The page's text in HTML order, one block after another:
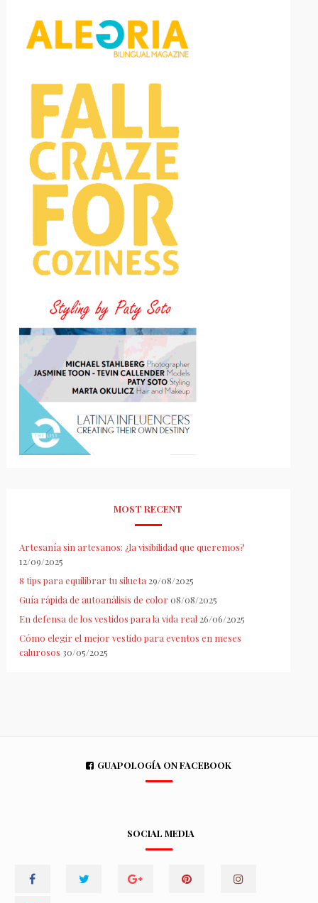
MOST RECENT
Artesanía sin artesanos: ¿la visibilidad que queremos?
12/09/2025
8 tips para equilibrar tu silueta 29/08/2025
Guía rápida de autoanálisis de color 08/08/2025
En defensa de los vestidos para la vida real 26/06/2025
Cómo elegir el mejor vestido para eventos en meses
calurosos 30/05/2025
GUAPOLOGÍA ON FACEBOOK
SOCIAL MEDIA